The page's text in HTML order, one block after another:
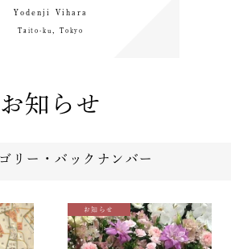
Yodenji Vihara
Taito-ku，Tokyo
お知らせ
お知らせ
リー・バックナンバー